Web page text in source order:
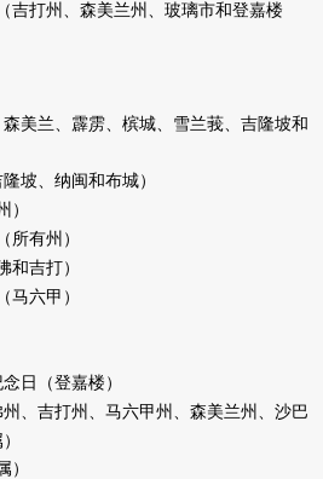
吉打州、森美兰州、玻璃市和登嘉楼
美兰、霹雳、槟城、雪兰莪、吉隆坡和
坡、纳闽和布城）
）
所有州）
和吉打）
马六甲）
日（登嘉楼）
、吉打州、马六甲州、森美兰州、沙巴
）